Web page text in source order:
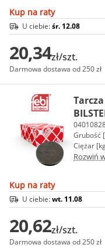
Kup na raty
U ciebie:śr. 12.08
20,34zł/szt.
Darmowa dostawa od 250 zł
Grubość
Ciężar
Rozwiń
Kup na raty
U ciebie:wt. 11.08
20,62zł/szt.
Darmowa dostawa od 250 zł